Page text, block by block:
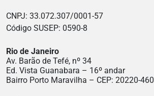
CNPJ: 33.072.307/0001-57
Código SUSEP: 0590-8
Rio de Janeiro
Av. Barão de Tefé, nº 34
Ed. Vista Guanabara – 16º andar
Bairro Porto Maravilha – CEP: 20220-460